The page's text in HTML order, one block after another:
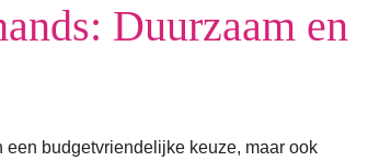
Duurzaam en
budgetvriendelijke keuze, maar ook